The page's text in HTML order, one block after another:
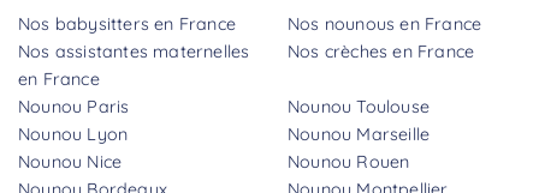
Nos babysitters en France
Nos nounous en France
Nos assistantes maternelles
en France
Nos crèches en France
Nounou Paris
Nounou Toulouse
Nounou Lyon
Nounou Marseille
Nounou Nice
Nounou Rouen